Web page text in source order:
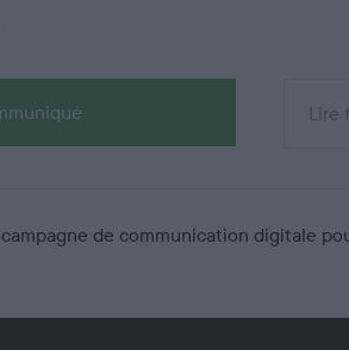
Lire
de communication digitale